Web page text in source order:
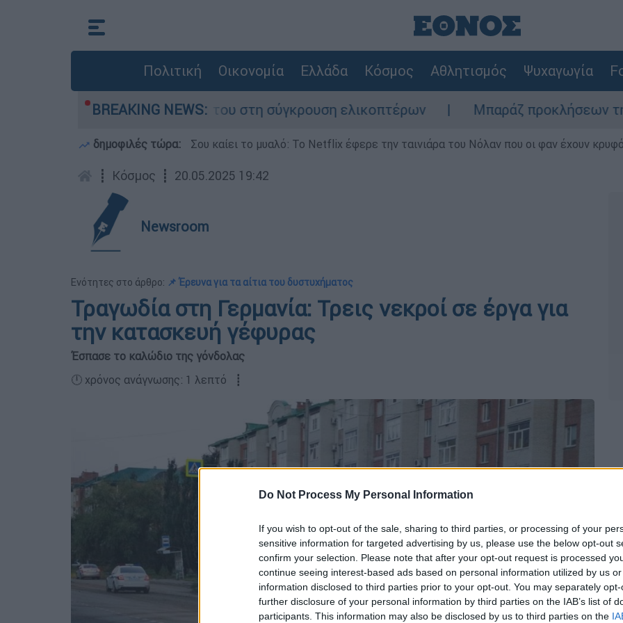
Do Not Process My Personal Information
If you wish to opt-out of the sale, sharing to third parties, or processing of your
sensitive information for targeted advertising by us, please use the below opt-out
confirm your selection. Please note that after your opt-out request is processed
continue seeing interest-based ads based on personal information utilized by us
information disclosed to third parties prior to your opt-out. You may separately
further disclosure of your personal information by third parties on the IAB’s list of
participants. This information may also be disclosed by us to third parties on the
Πολιτική Οικονομία Ελλάδα Κόσμος Αθλητισμός Ψυχαγωγία
BREAKING NEWS:
Δαμίγο που έχασε τη ζωή του στη σύγκρουση ελικοπτέρων Μπαράζ προκλήσεων της
δημοφιλές τώρα: Σου καίει το μυαλό: Το Netflix έφερε την ταινιάρα του Νόλαν που οι φαν έχουν
┋ Κόσμος ┋ 20.05.2025 19:42
Newsroom
Ενότητες στο άρθρο: 📌 Έρευνα για τα αίτια του δυστυχήματος
Τραγωδία στη Γερμανία: Τρεις νεκροί σε έργα για
την κατασκευή γέφυρας
Έσπασε το καλώδιο της γόνδολας
🕛 χρόνος ανάγνωσης: 1 λεπτό ┋